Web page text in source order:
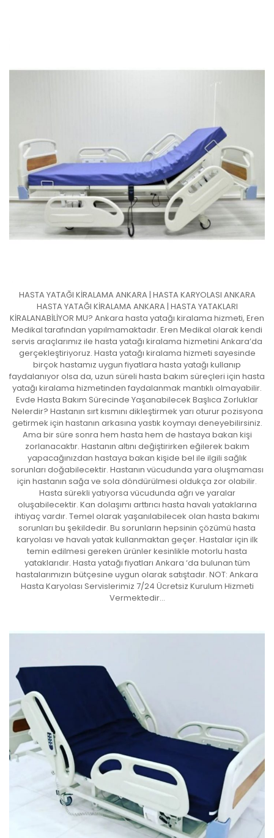
HASTA YATAĞI KİRALAMA ANKARA | HASTA KARYOLASI ANKARA
HASTA YATAĞI KİRALAMA ANKARA | HASTA YATAKLARI
KİRALANABİLİYOR MU? Ankara hasta yatağı kiralama hizmeti, Eren
Medikal tarafından yapılmamaktadır. Eren Medikal olarak kendi
servis araçlarımız ile hasta yatağı kiralama hizmetini Ankara’da
gerçekleştiriyoruz. Hasta yatağı kiralama hizmeti sayesinde
birçok hastamız uygun fiyatlara hasta yatağı kullanıp
faydalanıyor olsa da, uzun süreli hasta bakım süreçleri için hasta
yatağı kiralama hizmetinden faydalanmak mantıklı olmayabilir.
Evde Hasta Bakım Sürecinde Yaşanabilecek Başlıca Zorluklar
Nelerdir? Hastanın sırt kısmını dikleştirmek yarı oturur pozisyona
getirmek için hastanın arkasına yastık koymayı deneyebilirsiniz.
Ama bir süre sonra hem hasta hem de hastaya bakan kişi
zorlanacaktır. Hastanın altını değiştirirken eğilerek bakım
yapacağınızdan hastaya bakan kişide bel ile ilgili sağlık
sorunları doğabilecektir. Hastanın vücudunda yara oluşmaması
için hastanın sağa ve sola döndürülmesi oldukça zor olabilir.
Hasta sürekli yatıyorsa vücudunda ağrı ve yaralar
oluşabilecektir. Kan dolaşımı arttırıcı hasta havalı yataklarına
ihtiyaç vardır. Temel olarak yaşanılabilecek olan hasta bakımı
sorunları bu şekildedir. Bu sorunların hepsinin çözümü hasta
karyolası ve havalı yatak kullanmaktan geçer. Hastalar için ilk
temin edilmesi gereken ürünler kesinlikle motorlu hasta
yataklarıdır. Hasta yatağı fiyatları Ankara ‘da bulunan tüm
hastalarımızın bütçesine uygun olarak satıştadır. NOT: Ankara
Hasta Karyolası Servislerimiz 7/24 Ücretsiz Kurulum Hizmeti
Vermektedir…